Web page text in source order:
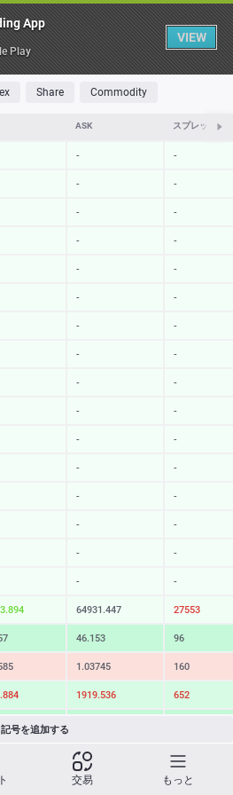
Table
TOP RISERS TOP FALLERS MOST
Share Commodity
ASK スプレッド
- -
- -
- -
- -
- -
- -
- -
- -
- -
- -
- -
- -
- -
- -
- -
- -
64931.947 25523
46.153 96
1.03745 160
1919.536 652
76.52
- -
記号を追加する
交易 もっと
App
Play
VIEW